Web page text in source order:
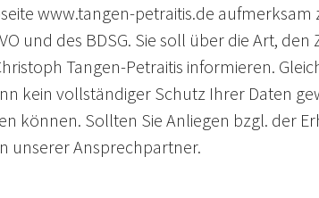
www.tangen-petraitis.de aufmerksam
und des BDSG. Sie soll über die Art,
Tangen-Petraitis informieren.
kein vollständiger Schutz Ihrer Daten
können. Sollten Sie Anliegen bzgl. der
unserer Ansprechpartner.